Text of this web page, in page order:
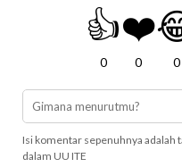
👍
0
❤️
0 0
Isi komentar sepenuhnya adalah
dalam UU ITE